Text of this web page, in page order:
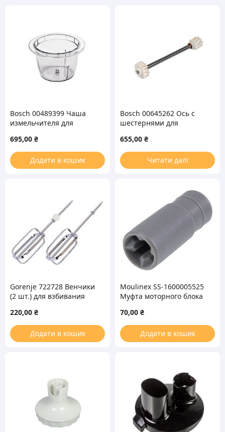
Bosch 00489399 Чаша
измельчителя для
695,00 ₴
Додати в кошик
Bosch 00645262 Ось с
шестернями для
655,00 ₴
Читати далі
Gorenje 722728 Венчики
(2 шт.) для взбивания
220,00 ₴
Додати в кошик
Moulinex SS-1600005525
Муфта моторного блока
70,00 ₴
Додати в кошик